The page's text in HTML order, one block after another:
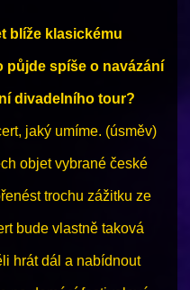
blíže klasickému
půjde spíše o navázání
divadelního tour?
jaký umíme. (úsměv)
objet vybrané české
trochu zážitku ze
bude vlastně taková
hrát dál a nabídnout